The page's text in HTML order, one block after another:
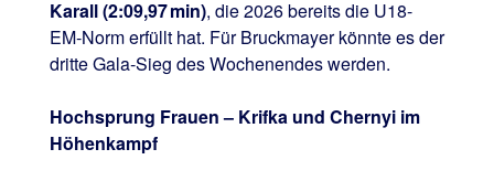
Karall (2:09,97 min), die 2026 bereits die U18-
EM‑Norm erfüllt hat. Für Bruckmayer könnte es der
dritte Gala‑Sieg des Wochenendes werden.
Hochsprung Frauen – Krifka und Chernyi im
Höhenkampf